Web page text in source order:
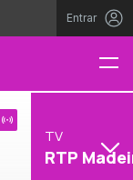
Entrar
TV
RTP